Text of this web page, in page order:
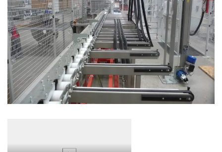
Table de tri de joints auto